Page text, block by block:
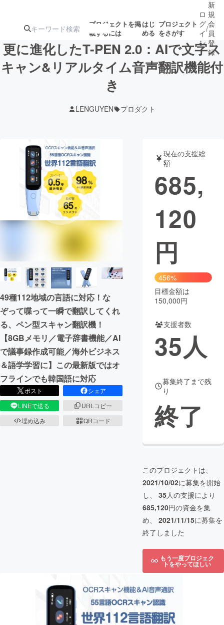
プロジェクトを掲
載するには
はじ
める
プロジェクト
をさがす
注目の新着プロ
テクノロジー・ガジェット
映像・映画 書籍・雑誌
ビジネス・起業 チャレンジ
CAMPFIRE for Social Good CAMPFIRE Creation
CAMPFIREふるさと納税
コミュニティ
ロ
グ
イ
ン
/
新
規
会
員
登
録
更に進化したT-PEN 2.0：AIで文字ス
キャン&リアルタイム音声翻訳機能付
き
LENGUYEN プロダクト
49種112地域の言語に対応！な
ぞって喋って一瞬で翻訳してくれ
る、ペン型スキャン翻訳機！
【8GBメモリ／電子辞書機能／AI
で議事録作成可能／海外ビジネス
＆語学学習に】この最新版ではオ
フラインでも韓国語に対応
ポスト
シェア
LINEで送る
URLコピー
埋め込み
QRコード
現在の支援総
額
685,
120
円
456%
目標金額は
150,000円
支援者数
35人
募集終了まで残
り
終了
このプロジェクトは、
2021/10/02に募集を開始
し、 35人の支援により
685,120円の資金を集
め、 2021/11/15に募集を
終了しました
もう一度プロジェク
トをやってほしい